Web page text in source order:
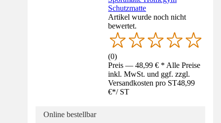
Schutzmatte
Artikel wurde noch nicht
bewertet.
(0)
Preis — 48,99 € * Alle Preise
inkl. MwSt. und ggf. zzgl.
Versandkosten pro ST48,99
€*/ ST
Online bestellbar